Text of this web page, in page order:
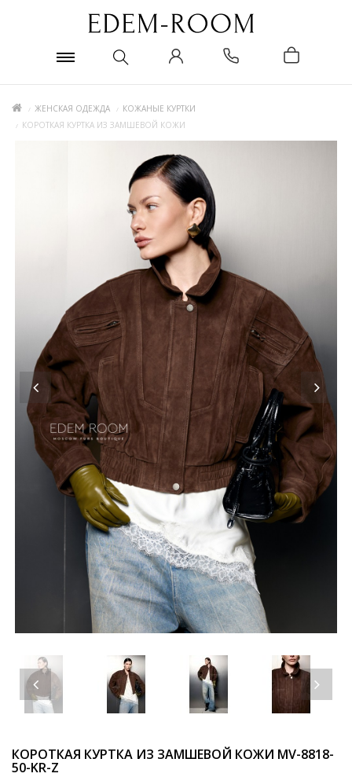
ЖЕНСКАЯ ОДЕЖДА
КОЖАНЫЕ КУРТКИ
КОРОТКАЯ КУРТКА ИЗ ЗАМШЕВОЙ КОЖИ
КОРОТКАЯ КУРТКА ИЗ ЗАМШЕВОЙ КОЖИ MV-8818-
50-KR-Z